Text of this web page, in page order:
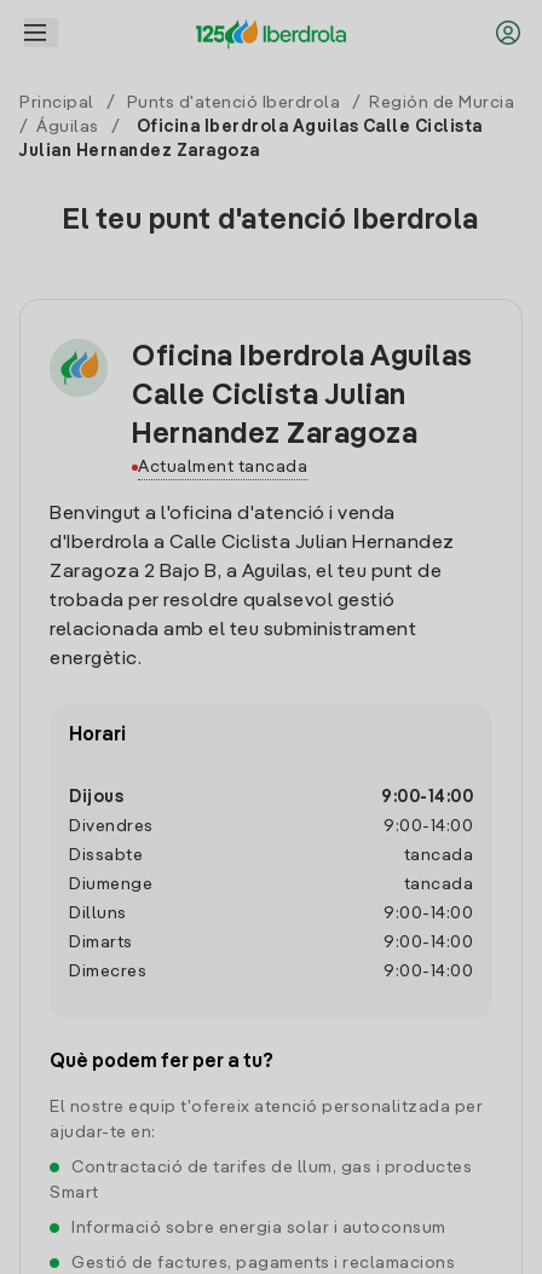
Principal / Punts d'atenció Iberdrola /
Región de Murcia
/ Águilas /
Oficina Iberdrola Aguilas Calle Ciclista
Julian Hernandez Zaragoza
El teu punt d'atenció Iberdrola
Oficina Iberdrola Aguilas
Calle Ciclista Julian
Hernandez Zaragoza
Actualment tancada
Benvingut a l'oficina d'atenció i venda
d'Iberdrola a Calle Ciclista Julian Hernandez
Zaragoza 2 Bajo B, a Aguilas, el teu punt de
trobada per resoldre qualsevol gestió
relacionada amb el teu subministrament
energètic.
Horari
Dijous 9:00- 14:00
Divendres
9:00- 14:00
Dissabte
tancada
Diumenge
tancada
Dilluns
9:00- 14:00
Dimarts
9:00- 14:00
Dimecres
9:00- 14:00
Què podem fer per a tu?
El nostre equip t'ofereix atenció personalitzada per
ajudar-te en:
Contractació de tarifes de llum, gas i productes
Smart
Informació sobre energia solar i autoconsum
Gestió de factures, pagaments i reclamacions